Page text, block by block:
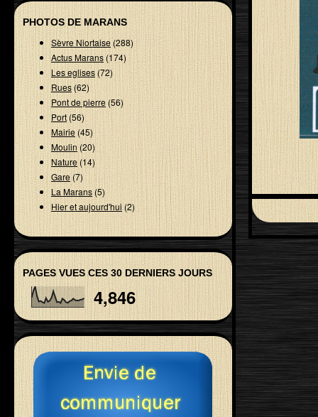
PHOTOS DE MARANS
Sèvre Niortaise(288)
Actus Marans (174)
Les eglises(72)
Rues(62)
Pont de pierre(56)
Port(56)
Mairie(45)
Moulin(20)
Nature(14)
Gare (7)
La Marans(5)
Hier et aujourd'hui (2)
PAGES VUES CES 30 DERNIERS JOURS
4,846